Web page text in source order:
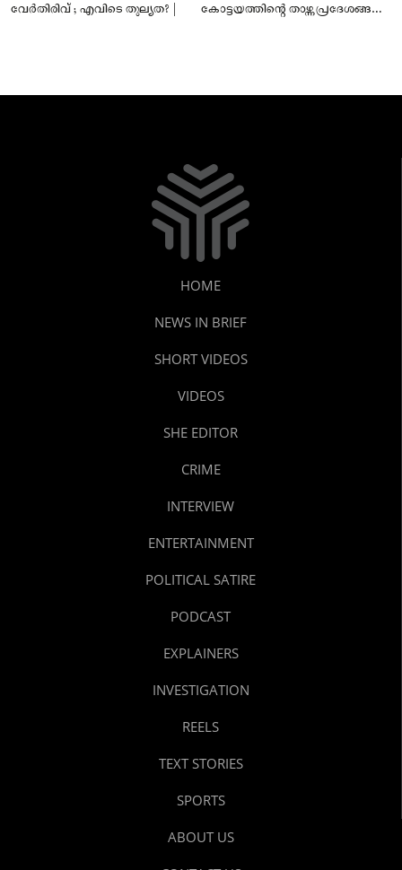
വേർതിരിവ് ; എവിടെ തുല്യത? |
കോട്ടയത്തിന്റെ താഴ്ന്ന പ്രദേശങ്ങൾ
HOME
NEWS IN BRIEF
SHORT VIDEOS
VIDEOS
SHE EDITOR
CRIME
INTERVIEW
ENTERTAINMENT
POLITICAL SATIRE
PODCAST
EXPLAINERS
INVESTIGATION
REELS
TEXT STORIES
SPORTS
ABOUT US